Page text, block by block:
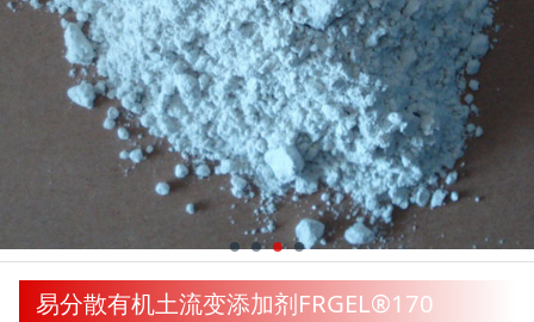
易分散有机土流变添加剂FRGEL®170